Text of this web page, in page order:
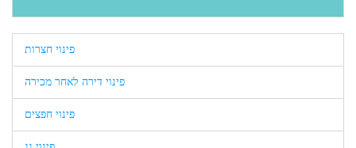
פינוי חצרות
פינוי דירה לאחר מכירה
פינוי חפצים